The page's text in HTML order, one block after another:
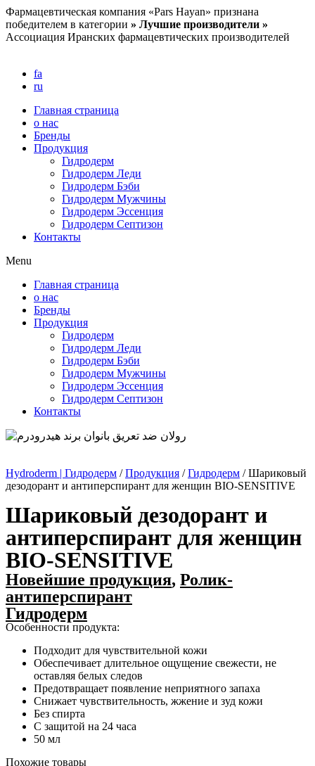
Перейти
к
содержимому
Фармацевтическая компания «Pars Hayan» признана
победителем в категории » Лучшие производители »
Ассоциация Иранских фармацевтических производителей
fa
ru
Главная страница
о нас
Бренды
Продукция
Гидродерм
Гидродерм Леди
Гидродерм Бэби
Гидродерм Мужчины
Гидродерм Эссенция
Гидродерм Септизон
Контакты
Menu
Главная страница
о нас
Бренды
Продукция
Гидродерм
Гидродерм Леди
Гидродерм Бэби
Гидродерм Мужчины
Гидродерм Эссенция
Гидродерм Септизон
Контакты
Hydroderm | Гидродерм /Продукция /Гидродерм /Шариковый
дезодорант и антиперспирант для женщин BIO-SENSITIVE
Шариковый дезодорант и
антиперспирант для женщин
BIO-SENSITIVE
Новейшие продукция, Ролик-
антиперспирант
Гидродерм
Особенности продукта:
Подходит для чувствительной кожи
Обеспечивает длительное ощущение свежести, не
оставляя белых следов
Предотвращает появление неприятного запаха
Снижает чувствительность, жжение и зуд кожи
Без спирта
С защитой на 24 часа
50 мл
Похожие товары